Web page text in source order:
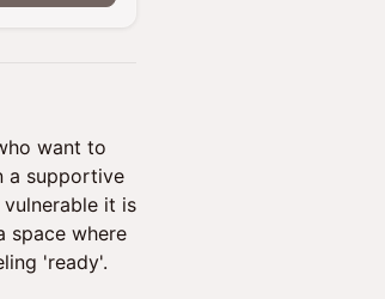
want to
a supportive
it is
space where
'ready'.